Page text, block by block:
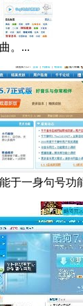
。...
于一身句号功